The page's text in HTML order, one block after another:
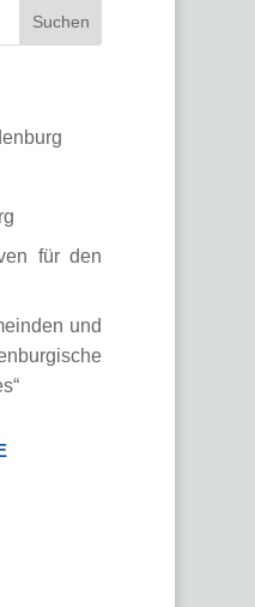
für den
und